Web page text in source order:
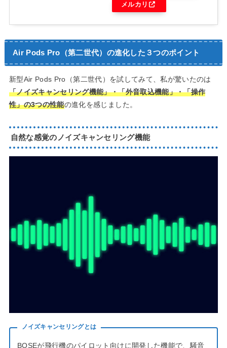
メルカリ
Air Pods Pro（第二世代）の進化した３つのポイント
新型Air Pods Pro（第二世代）を試してみて、私が驚いたのは
「ノイズキャンセリング機能」・「外音取込機能」・「操作
性」の3つの性能の進化を感じました。
自然な感覚のノイズキャンセリング機能
ノイズキャンセリングとは
BOSEが飛行機のパイロット向けに開発した機能で、騒音